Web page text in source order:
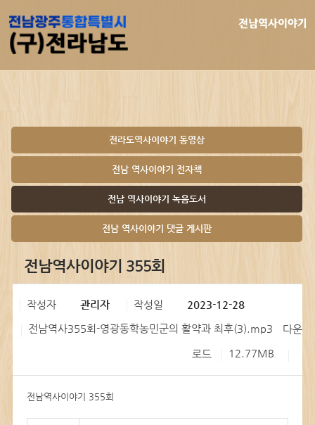
전라도역사이야기 동영상
전남 역사이야기 전자책
전남 역사이야기 녹음도서
전남 역사이야기 댓글 게시판
전남역사이야기 355회
작성자 관리자 작성일 2023-12-28
전남역사355회-영광동학농민군의 활약과 최후(3).mp3 다운
로드 12.77MB
전남역사이야기 355회